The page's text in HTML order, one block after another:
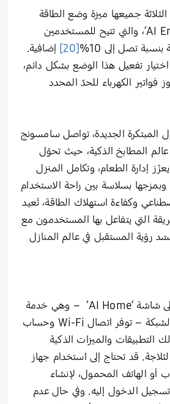
الثلاثة جميعها ميزة وضع الطاقة
الذكي ‘AI Energy Mode’، والتي تتيح للمستخدمين
تصل إلى 10%
[20]
إضافية.
تفعيل هذا الوضع بشكل دائم،
فواتير الكهرباء للحدّ المحدد
المبتكرة الجديدة، تواصل سامسونج
عالم المطابخ الذكية، حيث تحوّل
إدارة الطعام، وتكامل المنزل
وبمزجها بسلاسة بين راحة الاستخدام
وكفاءة استهلاك الطاقة، تُعيد
التي يتفاعل بها المستخدمون مع
رؤية المستقبل في عالم المنازل
يتطلّب الوصول إلى شاشة ‘AI Home’ – وهي خدمة
تعتمد على الاتصال بالشبكة – توفر اتصال Wi-Fi وحساب
والميزات الذكية
قد تحتاج إلى استخدام جهاز
الهاتف المحمول، لإنشاء
الدخول إليه. وفي حال عدم